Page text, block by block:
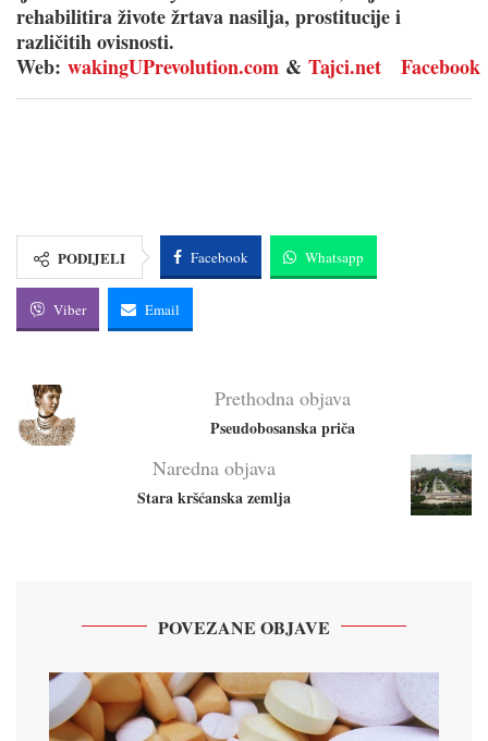
rehabilitira živote žrtava nasilja, prostitucije i
različitih ovisnosti.
Web: wakingUPrevolution.com & Tajci.net Facebook
PODIJELI Facebook Whatsapp
Viber Email
Prethodna objava
Pseudobosanska priča
Naredna objava
Stara kršćanska zemlja
POVEZANE OBJAVE